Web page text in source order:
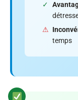
✓
⚠
temps